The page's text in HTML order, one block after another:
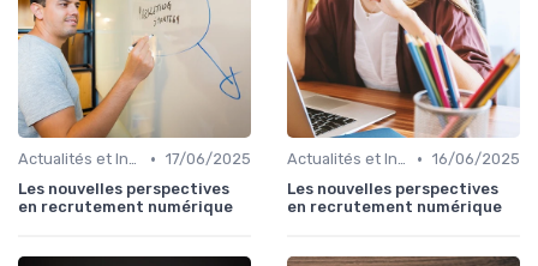
Actualités et Innovations en Recrutement • 17/06/2025
Les nouvelles perspectives
en recrutement numérique
Actualités et Innovations en Recrutement • 16/06/2025
Les nouvelles perspectives
en recrutement numérique